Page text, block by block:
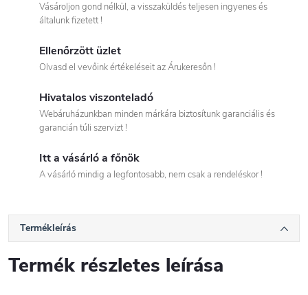
Vásároljon gond nélkül, a visszaküldés teljesen ingyenes és
általunk fizetett !
Ellenőrzött üzlet
Olvasd el vevőink értékeléseit az Árukeresőn !
Hivatalos viszonteladó
Webáruházunkban minden márkára biztosítunk garanciális és
garancián túli szervizt !
Itt a vásárló a főnök
A vásárló mindig a legfontosabb, nem csak a rendeléskor !
Termékleírás
Termék részletes leírása